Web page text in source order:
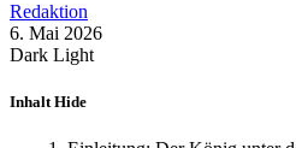
Redaktion
6. Mai 2026
Dark Light
Inhalt Hide